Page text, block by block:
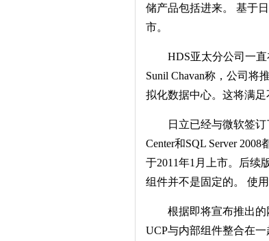
储产品包括进来。 基于
市。
HDS亚太分公司一
Sunil Chavan称，公司将
拟化数据中心。这将满足
日立已经与微软签订
Center和SQL Server
于2011年1月上市。后续
组件并不是固定的。 使
根据即将宣布推出
UCP与内部组件整合在